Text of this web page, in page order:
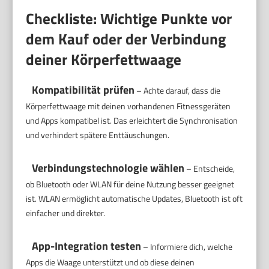
Checkliste: Wichtige Punkte vor
dem Kauf oder der Verbindung
deiner Körperfettwaage
Kompatibilität prüfen – Achte darauf, dass die
Körperfettwaage mit deinen vorhandenen Fitnessgeräten
und Apps kompatibel ist. Das erleichtert die Synchronisation
und verhindert spätere Enttäuschungen.
Verbindungstechnologie wählen – Entscheide,
ob Bluetooth oder WLAN für deine Nutzung besser geeignet
ist. WLAN ermöglicht automatische Updates, Bluetooth ist oft
einfacher und direkter.
App-Integration testen – Informiere dich, welche
Apps die Waage unterstützt und ob diese deinen